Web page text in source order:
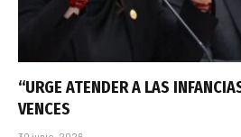
“URGE ATENDER A LAS
VENCES